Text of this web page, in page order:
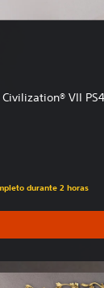
VII
durante 2 horas